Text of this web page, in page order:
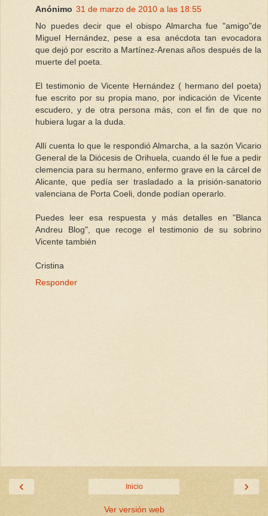
Anónimo 31 de marzo de 2010 a las 18:55
No puedes decir que el obispo Almarcha fue "amigo"de
Miguel Hernández, pese a esa anécdota tan evocadora
que dejó por escrito a Martínez-Arenas años después de la
muerte del poeta.
El testimonio de Vicente Hernández ( hermano del poeta)
fue escrito por su propia mano, por indicación de Vicente
escudero, y de otra persona más, con el fin de que no
hubiera lugar a la duda.
Allí cuenta lo que le respondió Almarcha, a la sazón Vicario
General de la Diócesis de Orihuela, cuando él le fue a pedir
clemencia para su hermano, enfermo grave en la cárcel de
Alicante, que pedía ser trasladado a la prisión-sanatorio
valenciana de Porta Coeli, donde podían operarlo.
Puedes leer esa respuesta y más detalles en "Blanca
Andreu Blog", que recoge el testimonio de su sobrino
Vicente también
Cristina
Responder
‹ ›
Inicio
Ver versión web